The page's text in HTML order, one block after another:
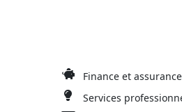
Finance et
Services